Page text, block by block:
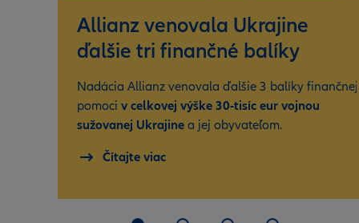
Allianz venovala Ukrajine
ďalšie tri finančné balíky
Nadácia Allianz venovala ďalšie 3 balíky finančnej
pomoci v celkovej výške 30-tisíc eur vojnou
sužovanej Ukrajine a jej obyvateľom.
Čítajte viac